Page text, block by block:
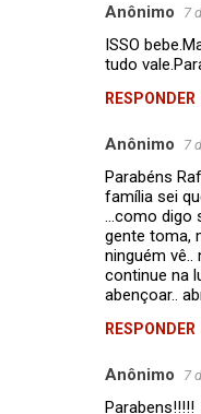
Anônimo 7
ISSO
tudo
RESPONDER
Anônimo 7
Parabéns
família sei
...como digo
gente toma,
ninguém
continue na
abençoar..
RESPONDER
Anônimo 7
Parabens!!!!!